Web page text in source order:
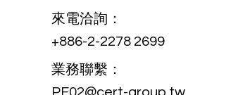
來電洽詢：
+886-2-2278 2699
業務聯繫：